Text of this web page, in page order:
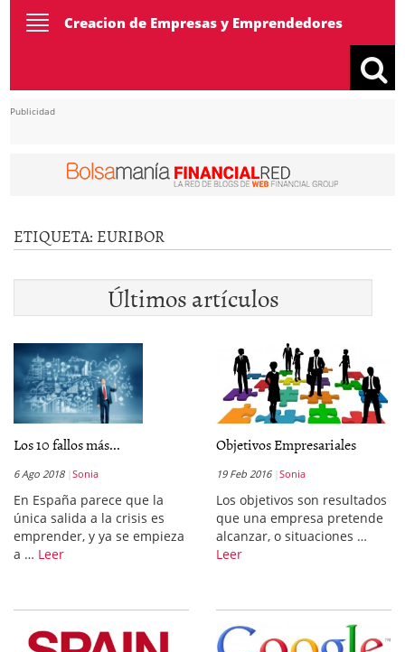
ToggleCreacion de Empresas y Emprendedores
Publicidad
ETIQUETA: EURIBOR
Últimos artículos
Los 10 fallos más...
6 Ago 2018 Sonia
En España parece que la
única salida a la crisis es
emprender, y ya se empieza
a … Leer
Objetivos Empresariales
19 Feb 2016 Sonia
Los objetivos son resultados
que una empresa pretende
alcanzar, o situaciones …
Leer